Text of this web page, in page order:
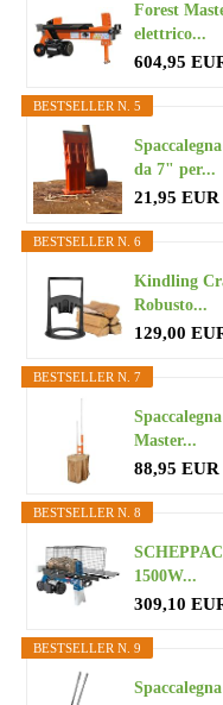
Forest
elettrico...
604,95
BESTSELLER N. 5
da 7" per...
21,95 EUR
BESTSELLER N. 6
Kindling
Robusto...
129,00
BESTSELLER N. 7
Master...
88,95 EUR
BESTSELLER N. 8
1500W...
309,10
BESTSELLER N. 9